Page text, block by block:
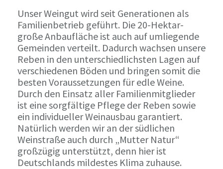
Unser Weingut wird seit Generationen als
Familienbetrieb geführt. Die 20-Hektar-
große Anbaufläche ist auch auf umliegende
Gemeinden verteilt. Dadurch wachsen unsere
Reben in den unterschiedlichsten Lagen auf
verschiedenen Böden und bringen somit die
besten Voraussetzungen für edle Weine.
Durch den Einsatz aller Familienmitglieder
ist eine sorgfältige Pflege der Reben sowie
ein individueller Weinausbau garantiert.
Natürlich werden wir an der südlichen
Weinstraße auch durch „Mutter Natur“
großzügig unterstützt, denn hier ist
Deutschlands mildestes Klima zuhause.